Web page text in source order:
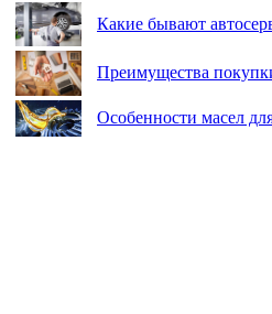
Какие бывают
Преимущества
Особенности масел